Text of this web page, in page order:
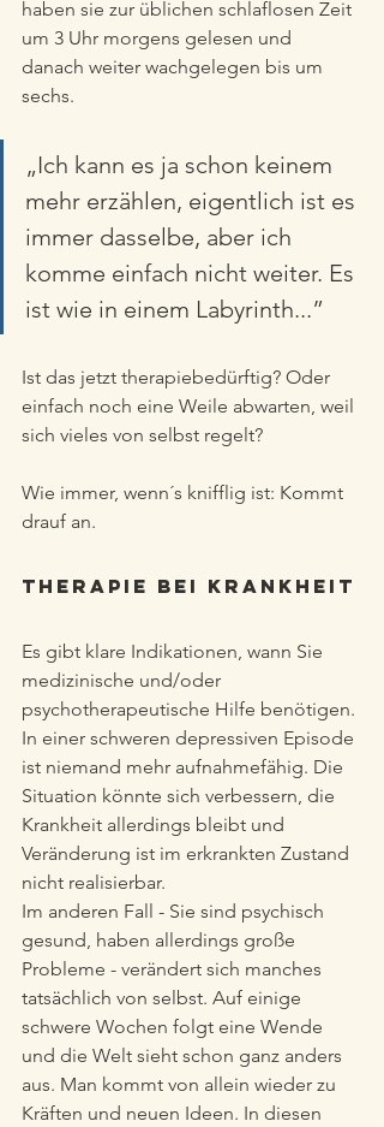
haben sie zur üblichen schlaflosen Zeit
um 3 Uhr morgens gelesen und
danach weiter wachgelegen bis um
sechs.
„Ich kann es ja schon keinem
mehr erzählen, eigentlich ist es
immer dasselbe, aber ich
komme einfach nicht weiter. Es
ist wie in einem Labyrinth...”
Ist das jetzt therapiebedürftig? Oder
einfach noch eine Weile abwarten, weil
sich vieles von selbst regelt?
Wie immer, wenn´s knifflig ist: Kommt
drauf an.
Therapie bei Krankheit
Es gibt klare Indikationen, wann Sie
medizinische und/oder
psychotherapeutische Hilfe benötigen.
In einer schweren depressiven Episode
ist niemand mehr aufnahmefähig. Die
Situation könnte sich verbessern, die
Krankheit allerdings bleibt und
Veränderung ist im erkrankten Zustand
nicht realisierbar.
Im anderen Fall - Sie sind psychisch
gesund, haben allerdings große
Probleme - verändert sich manches
tatsächlich von selbst. Auf einige
schwere Wochen folgt eine Wende
und die Welt sieht schon ganz anders
aus. Man kommt von allein wieder zu
Kräften und neuen Ideen. In diesen